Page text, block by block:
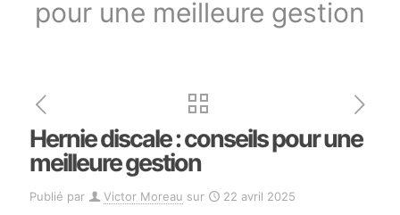
pour une meilleure gestion
Hernie discale : conseils pour une
meilleure gestion
Publié par Victor Moreau sur 22 avril 2025